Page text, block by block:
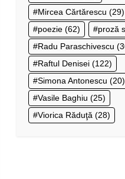
Mircea Cărtărescu (29)
poezie (62) proză
Radu Paraschivescu
Raftul Denisei (122)
Simona Antonescu (20)
Vasile Baghiu (25)
Viorica Răduţă (28)